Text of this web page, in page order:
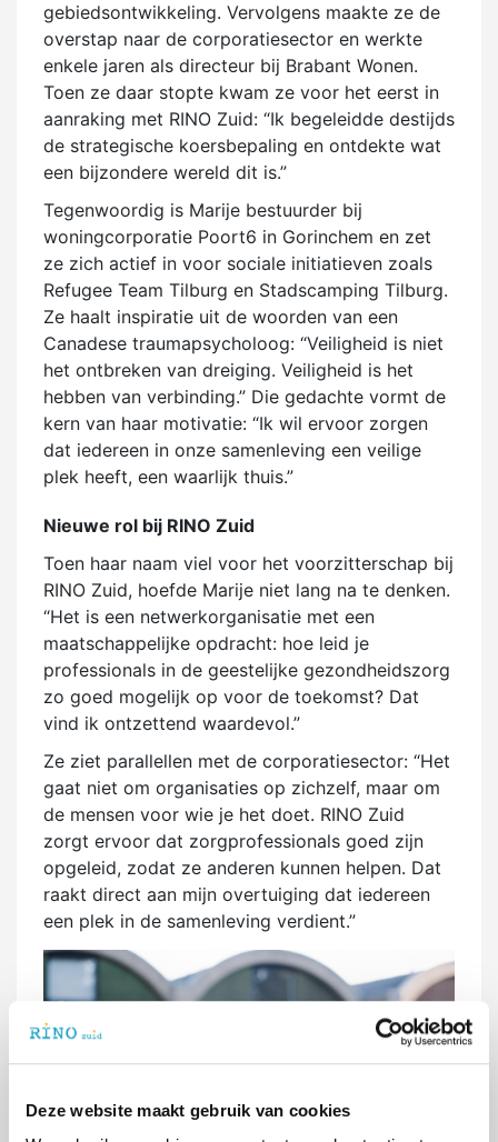
Deze website maakt gebruik van cookies
gebiedsontwikkeling. Vervolgens maakte ze de
overstap naar de corporatiesector en werkte
enkele jaren als directeur bij Brabant Wonen.
Toen ze daar stopte kwam ze voor het eerst in
aanraking met RINO Zuid: “Ik begeleidde destijds
de strategische koersbepaling en ontdekte wat
een bijzondere wereld dit is.”
Tegenwoordig is Marije bestuurder bij
woningcorporatie Poort6 in Gorinchem en zet
ze zich actief in voor sociale initiatieven zoals
Refugee Team Tilburg en Stadscamping Tilburg.
Ze haalt inspiratie uit de woorden van een
Canadese traumapsycholoog: “Veiligheid is niet
het ontbreken van dreiging. Veiligheid is het
hebben van verbinding.” Die gedachte vormt de
kern van haar motivatie: “Ik wil ervoor zorgen
dat iedereen in onze samenleving een veilige
plek heeft, een waarlijk thuis.”
Nieuwe rol bij RINO Zuid
Toen haar naam viel voor het voorzitterschap bij
RINO Zuid, hoefde Marije niet lang na te denken.
“Het is een netwerkorganisatie met een
maatschappelijke opdracht: hoe leid je
professionals in de geestelijke gezondheidszorg
zo goed mogelijk op voor de toekomst? Dat
vind ik ontzettend waardevol.”
Ze ziet parallellen met de corporatiesector: “Het
gaat niet om organisaties op zichzelf, maar om
de mensen voor wie je het doet. RINO Zuid
zorgt ervoor dat zorgprofessionals goed zijn
opgeleid, zodat ze anderen kunnen helpen. Dat
raakt direct aan mijn overtuiging dat iedereen
een plek in de samenleving verdient.”